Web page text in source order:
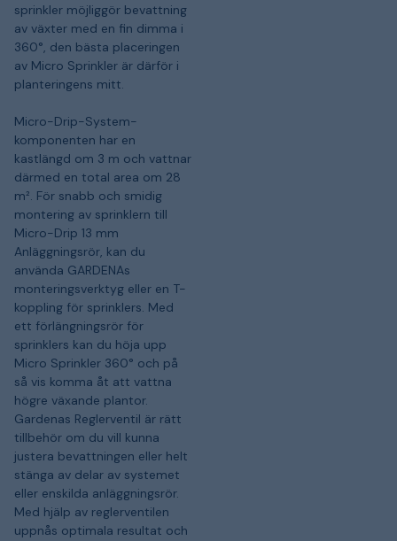
sprinkler möjliggör bevattning
av växter med en fin dimma i
360°, den bästa placeringen
av Micro Sprinkler är därför i
planteringens mitt.
Micro-Drip-System-
komponenten har en
kastlängd om 3 m och vattnar
därmed en total area om 28
m². För snabb och smidig
montering av sprinklern till
Micro-Drip 13 mm
Anläggningsrör, kan du
använda GARDENAs
monteringsverktyg eller en T-
koppling för sprinklers. Med
ett förlängningsrör för
sprinklers kan du höja upp
Micro Sprinkler 360° och på
så vis komma åt att vattna
högre växande plantor.
Gardenas Reglerventil är rätt
tillbehör om du vill kunna
justera bevattningen eller helt
stänga av delar av systemet
eller enskilda anläggningsrör.
Med hjälp av reglerventilen
uppnås optimala resultat och